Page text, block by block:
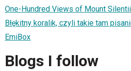
One-Hundred Views of Mount
Błękitny koralik, czyli takie tam
EmiBox
Blogs I follow